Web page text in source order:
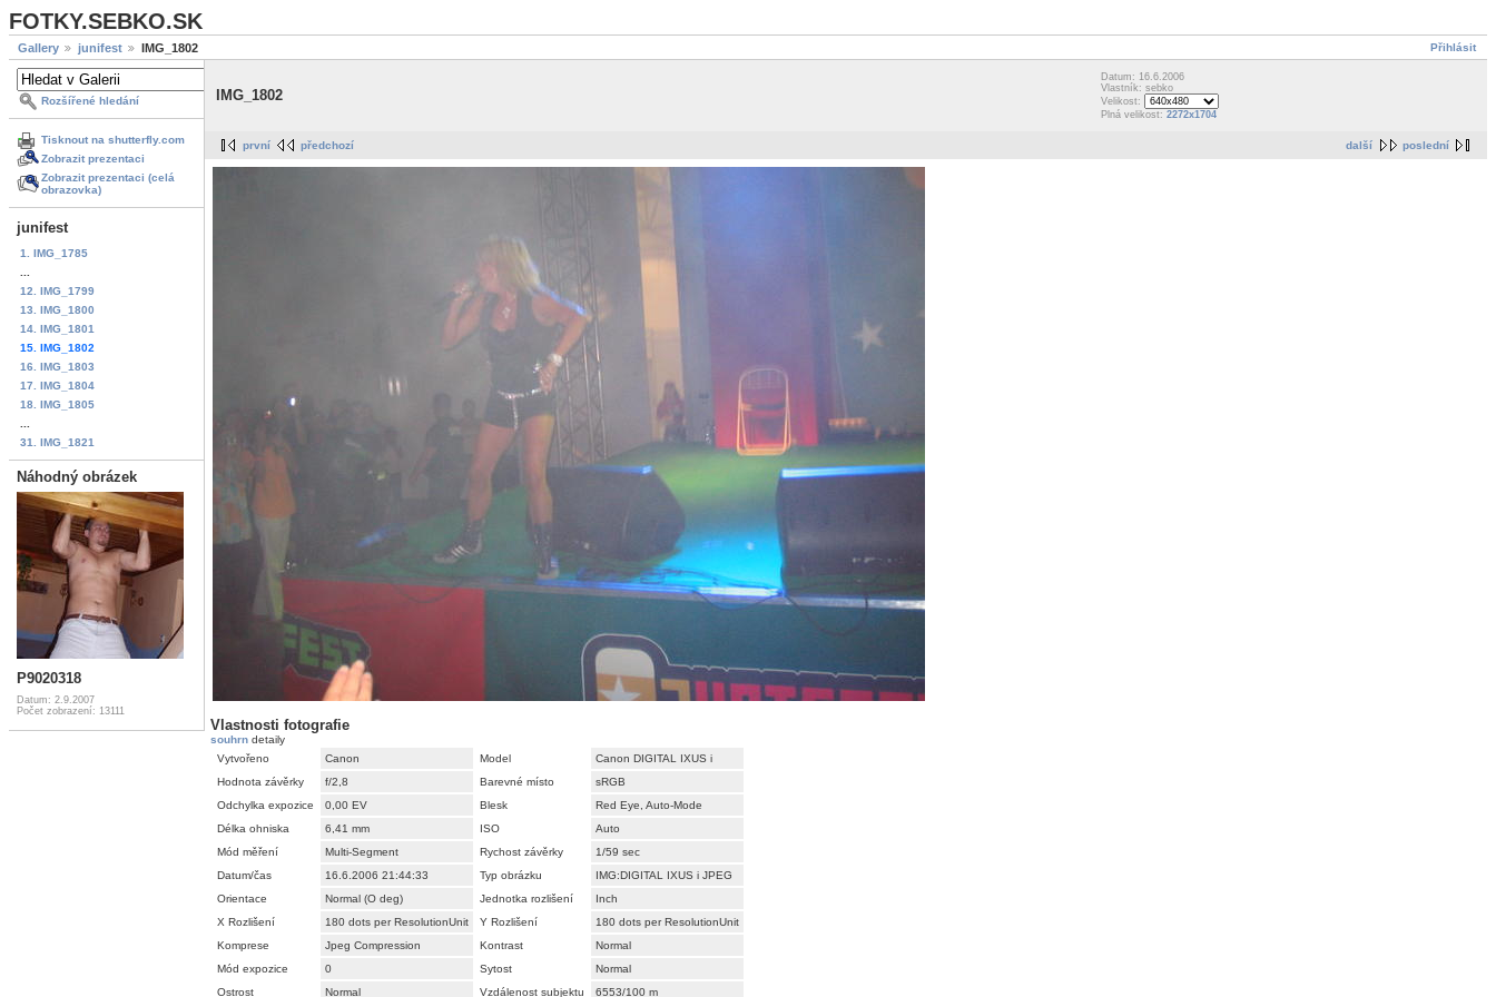
FOTKY.SEBKO.SK
Přihlásit
Gallery junifest IMG_1802
Rozšířené hledání
Tisknout na shutterfly.com
Zobrazit prezentaci
Zobrazit prezentaci (celá
obrazovka)
junifest
1. IMG_1785
12. IMG_1799
13. IMG_1800
14. IMG_1801
15. IMG_1802
16. IMG_1803
17. IMG_1804
18. IMG_1805
31. IMG_1821
Náhodný obrázek
P9020318
Datum: 2.9.2007
Počet zobrazení: 13111
IMG_1802
Datum: 16.6.2006
Vlastník: sebko
Velikost:
Plná velikost: 2272x1704
další poslední
první předchozí
Vlastnosti fotografie
souhrn detaily
Vytvořeno
Canon Model
Canon DIGITAL IXUS i
Hodnota závěrky
f/2,8 Barevné místo
sRGB
Odchylka expozice
0,00 EV Blesk
Red Eye, Auto-Mode
Délka ohniska
6,41 mm ISO
Auto
Mód měření
Multi-Segment Rychost závěrky
1/59 sec
Datum/čas
16.6.2006 21:44:33 Typ obrázku
IMG:DIGITAL IXUS i JPEG
Orientace
Normal (O deg) Jednotka rozlišení
Inch
X Rozlišení
180 dots per ResolutionUnit Y Rozlišení
180 dots per ResolutionUnit
Komprese
Jpeg Compression Kontrast
Normal
Mód expozice
0 Sytost
Normal
Ostrost
Normal Vzdálenost subjektu 6553/100 m